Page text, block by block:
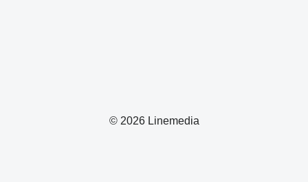
© 2026 Linemedia